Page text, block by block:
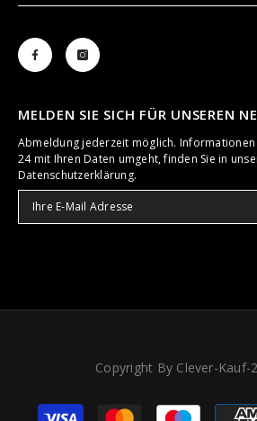
MELDEN SIE SICH FÜR UNSEREN
Abmeldung jederzeit möglich. Informationen
24 mit Ihren Daten umgeht, finden Sie in
Datenschutzerklärung.
Copyright By Clever-Kauf-